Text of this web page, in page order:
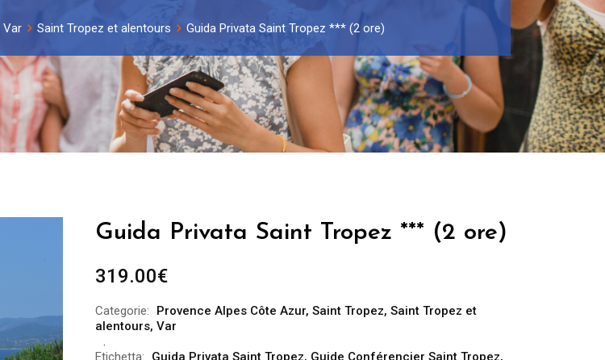
Var Saint Tropez et alentours Guida Privata Saint Tropez *** (2 ore)
Guida Privata Saint Tropez *** (2 ore)
319.00€
Categorie: Provence Alpes Côte Azur, Saint Tropez, Saint Tropez et
alentours, Var
Etichetta: Guida Privata Saint Tropez, Guide Conférencier Saint Tropez,